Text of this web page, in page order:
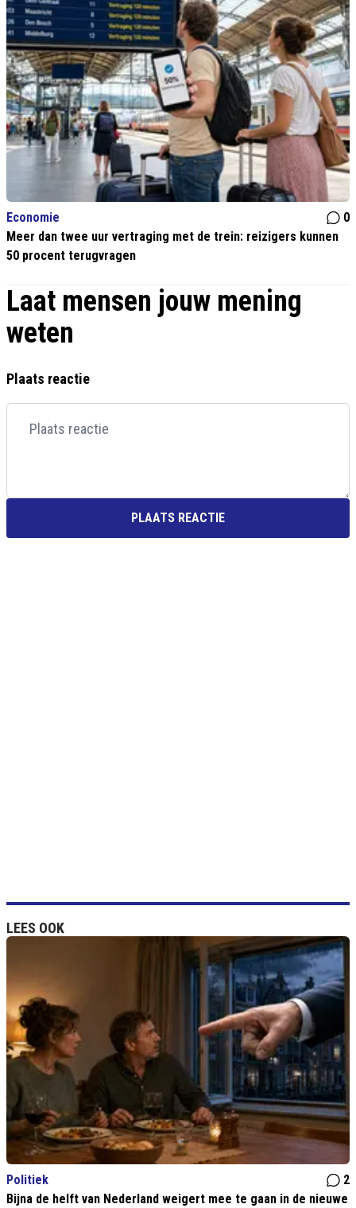
Economie
0
Meer dan twee uur vertraging met de trein: reizigers kunnen
50 procent terugvragen
Laat mensen jouw mening
weten
Plaats reactie
PLAATS REACTIE
LEES OOK
Politiek
2
Bijna de helft van Nederland weigert mee te gaan in de nieuwe